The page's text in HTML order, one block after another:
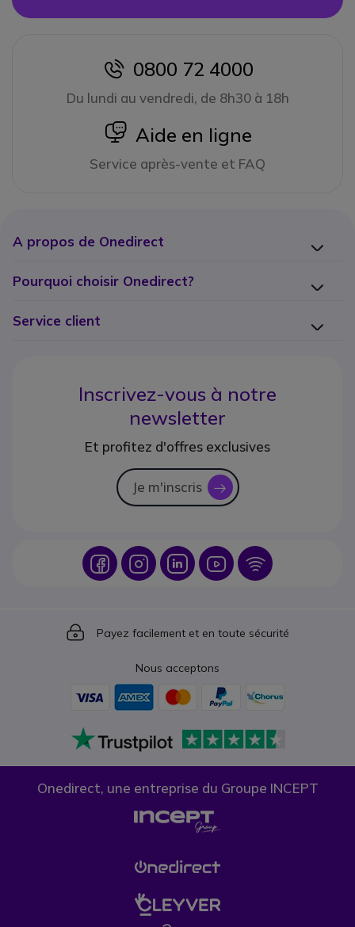
icon
0800 72 4000
Du lundi au vendredi, de 8h30 à 18h
icon
Aide en ligne
Service après-vente et FAQ
A propos de Onedirect
Pourquoi choisir Onedirect?
Service client
Inscrivez-vous à notre
newsletter
Et profitez d'offres exclusives
Je m'inscris icon
Icon IconIcon Icon Icon
Icon
Payez facilement et en toute sécurité
Nous acceptons
Onedirect, une entreprise du Groupe INCEPT